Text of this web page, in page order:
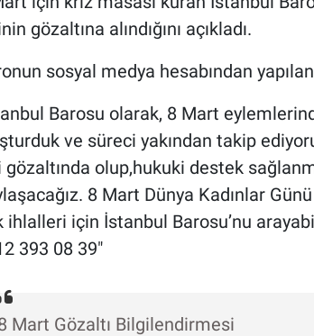
gözaltına alındığını açıkladı.
sosyal medya hesabından
Barosu olarak, 8 Mart
ve süreci yakından takip
gözaltında olup,hukuki destek
8 Mart Dünya Kadınlar
ihlalleri için İstanbul Barosu’nu
393 08 39"
Mart Gözaltı Bilgilendirmesi